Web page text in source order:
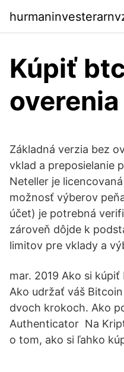
Kúpiť
overenia
Základná verzia bez
vklad a preposielanie
Neteller je
možnosť výberov
účet) je potrebná
zároveň dôjde k
limitov pre vklady a
mar. 2019 Ako si
Ako udržať váš
dvoch krokoch. Ako
Authenticator Na
o tom, ako si ľahko